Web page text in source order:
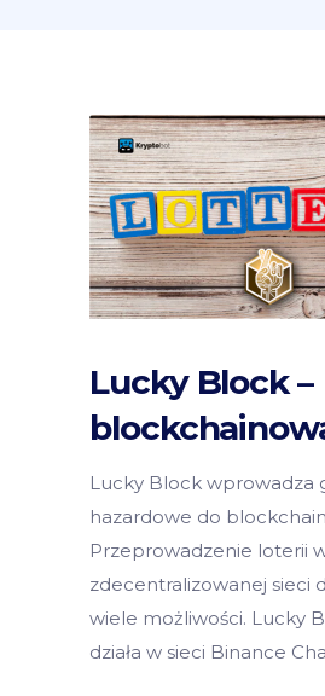
Lucky Block –
Lucky Block wprowadza
hazardowe do
Przeprowadzenie loterii
zdecentralizowanej sieci
wiele możliwości. Lucky
działa w sieci Binance